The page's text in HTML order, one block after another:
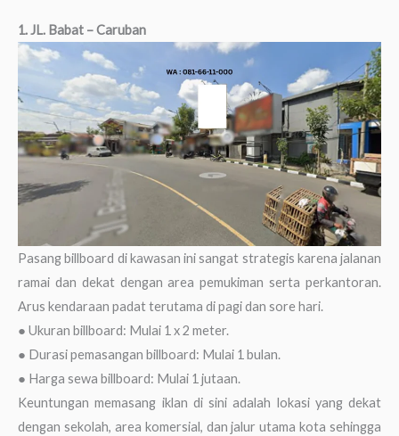
1. JL. Babat – Caruban
Pasang billboard di kawasan ini sangat strategis karena jalanan
ramai dan dekat dengan area pemukiman serta perkantoran.
Arus kendaraan padat terutama di pagi dan sore hari.
● Ukuran billboard: Mulai 1 x 2 meter.
● Durasi pemasangan billboard: Mulai 1 bulan.
● Harga sewa billboard: Mulai 1 jutaan.
Keuntungan memasang iklan di sini adalah lokasi yang dekat
dengan sekolah, area komersial, dan jalur utama kota sehingga